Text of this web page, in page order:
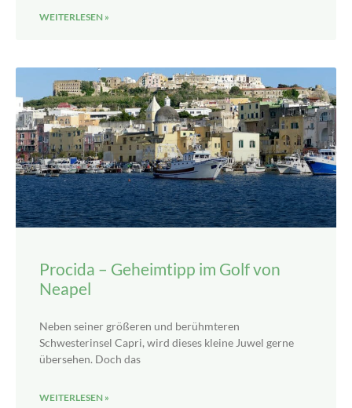
WEITERLESEN »
Procida – Geheimtipp im Golf von
Neapel
Neben seiner größeren und berühmteren
Schwesterinsel Capri, wird dieses kleine Juwel gerne
übersehen. Doch das
WEITERLESEN »